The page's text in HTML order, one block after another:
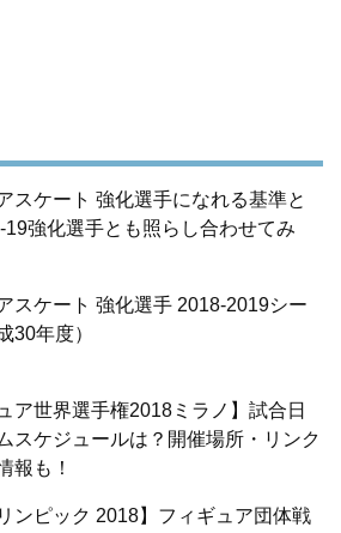
スケート 強化選手になれる基準と
19強化選手とも照らし合わせてみ
スケート 強化選手 2018-2019シー
30年度）
ア世界選手権2018ミラノ】試合日
スケジュールは？開催場所・リンク
報も！
ンピック 2018】フィギュア団体戦